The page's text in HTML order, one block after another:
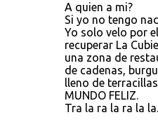
A quien a mi?
Si yo no tengo
Yo solo velo por
recuperar La
una zona de
de cadenas,
lleno de
MUNDO FELIZ.
Tra la ra la ra la la.